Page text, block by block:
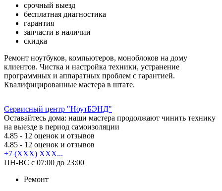
срочный выезд
бесплатная диагностика
гарантия
запчасти в наличии
скидка
Ремонт ноутбуков, компьютеров, моноблоков на дому
клиентов. Чистка и настройка техники, устранение
программных и аппаратных проблем с гарантией.
Квалифицированные мастера в штате.
Сервисный центр "НоутБЭНД"
Оставайтесь дома: наши мастера продолжают чинить технику
на выезде в период самоизоляции
4.85 - 12 оценок и отзывов
4.85 - 12 оценок и отзывов
+7 (XXX) XXX...
ПН-ВС с 07:00 до 23:00
Ремонт